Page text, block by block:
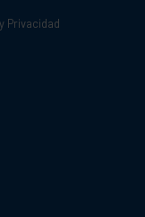
Privacidad